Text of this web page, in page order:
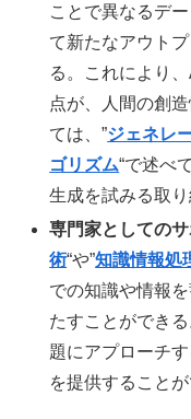
ことで異なるデ
て新たなアウト
る。これにより
点が、人間の創
ては、”ジェネレ
ゴリズム“で述べ
生成を試みる取り
専門家としてのサ
術“や”知識情報処
での知識や情報
たすことができ
題にアプローチ
を提供することが